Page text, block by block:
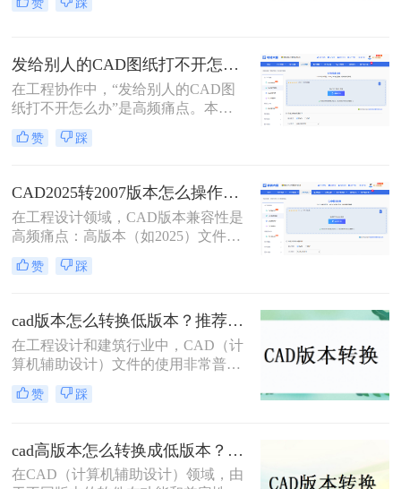
也意味着高版本的CAD文件可能无法
CAD文件的版本降低。那么cad版本
太高怎么降呢？本文将介绍四种有效
的方法来实现这一目标。
发给别人的CAD图纸打不开怎么办？CAD版本转换5种有效方法！
在工程协作中，“发给别人的CAD图
纸打不开怎么办”是高频痛点。本文
聚焦CAD版本转换核心解决方案，所
有方法均经2026年实测验证。特别强
感图纸必须使用Autodesk官方本地功
能！
赞 踩
CAD2025转2007版本怎么操作？5种安全有效方法实测（2026年最新版）!
在工程设计领域，CAD版本兼容性是
高频痛点：高版本（如2025）文件无
法被超低版本（2007）打开，导致协
作中断、进度延误。特别强调：2007
必要场景使用。那么CAD2025转2007
版本怎么操作呢？本文聚焦CAD
2025转2007核心解决方案，严格区分
安全使用场景，助您安全高效完成转
换！
赞 踩
cad版本怎么转换低版本？推荐这3种方法给大家！
在工程设计和建筑行业中，CAD（计
算机辅助设计）文件的使用非常普
遍。然而，由于不同项目和团队可能
使用不同版本的CAD软件，文件版本
怎么转换低版本呢？本文将详细介绍
三种将CAD文件版本转换为低版本的
方法。
赞 踩
cad高版本怎么转换成低版本？为你带来3个好用的方法！
在CAD（计算机辅助设计）领域，由